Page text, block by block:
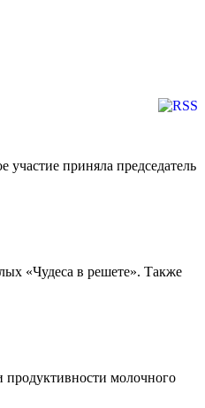
приняла председатель
«Чудеса в решете». Также
продуктивности молочного